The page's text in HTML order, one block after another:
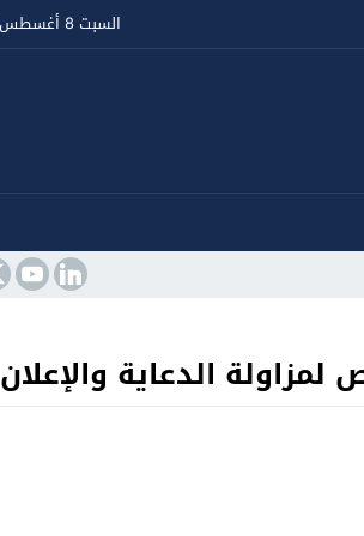
السبت 8 أغسطس 2026 - 5:01 صباحًا
الدعاية والإعلان